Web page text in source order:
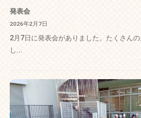
発表会
2026年2月7日
2月7日に発表会がありました。たくさん
し...